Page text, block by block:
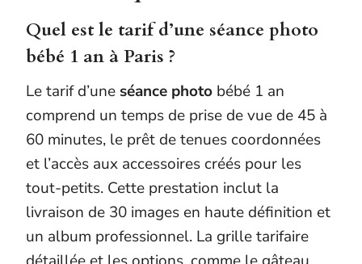
Quel est le tarif d’une séance photo
bébé 1 an à Paris ?
Le tarif d’une séance photo bébé 1 an
comprend un temps de prise de vue de 45 à
60 minutes, le prêt de tenues coordonnées
et l’accès aux accessoires créés pour les
tout-petits. Cette prestation inclut la
livraison de 30 images en haute définition et
un album professionnel. La grille tarifaire